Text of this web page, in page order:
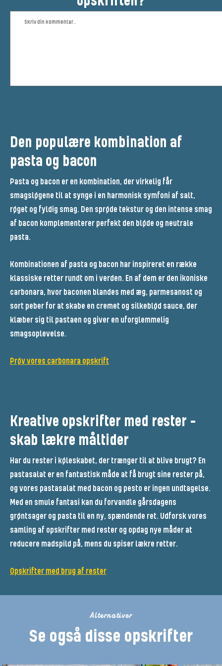
Den populære kombination af
pasta og bacon
Pasta og bacon er en kombination, der virkelig får
smagsløgene til at synge i en harmonisk symfoni af salt,
røget og fyldig smag. Den sprøde tekstur og den intense smag
af bacon komplementerer perfekt den bløde og neutrale
pasta.
Kombinationen af pasta og bacon har inspireret en række
klassiske retter rundt om i verden. En af dem er den ikoniske
carbonara, hvor baconen blandes med æg, parmesanost og
sort peber for at skabe en cremet og silkeblød sauce, der
klæber sig til pastaen og giver en uforglemmelig
smagsoplevelse.
Prøv vores carbonara opskrift
Kreative opskrifter med rester -
skab lækre måltider
Har du rester i køleskabet, der trænger til at blive brugt? En
pastasalat er en fantastisk måde at få brugt sine rester på,
og vores pastasalat med bacon og pesto er ingen undtagelse.
Med en smule fantasi kan du forvandle gårsdagens
grøntsager og pasta til en ny, spændende ret. Udforsk vores
samling af opskrifter med rester og opdag nye måder at
reducere madspild på, mens du spiser lækre retter.
Opskrifter med brug af rester
Alternativer
Se også disse opskrifter